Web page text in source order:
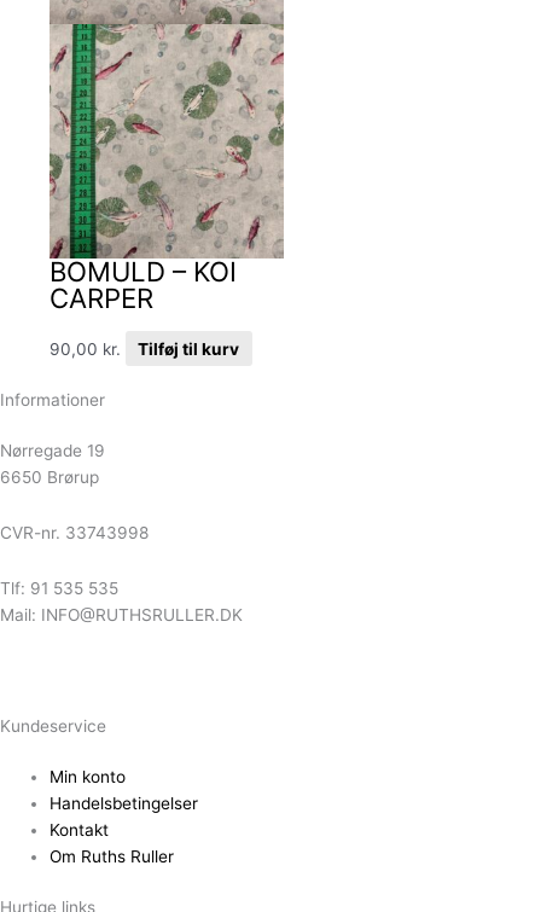
BOMULD – KOI
CARPER
90,00 kr. Tilføj til kurv
Informationer
Nørregade 19
6650 Brørup
CVR-nr. 33743998
Tlf: 91 535 535
Mail: INFO@RUTHSRULLER.DK
Kundeservice
Min konto
Handelsbetingelser
Kontakt
Om Ruths Ruller
Hurtige links